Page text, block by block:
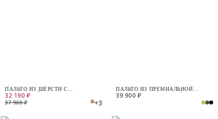
ПАЛЬТО ИЗ ШЕРСТИ С
МЕМБРАНОЙ
32 190 ₽
37 900 ₽ +3
ПАЛЬТО ИЗ ПРЕМИАЛЬНОЙ
ШЕРСТИ С МЕМБРАНОЙ И
39 900 ₽